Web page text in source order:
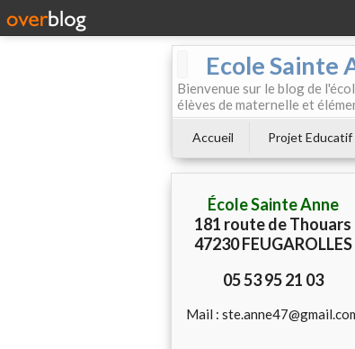
Ecole Sainte
Bienvenue sur le blog de
élèves de maternelle et
Accueil Projet Educatif
École Sainte Anne
181 route de Thouars
47230 FEUGAROLLES
05 53 95 21 03
Mail :